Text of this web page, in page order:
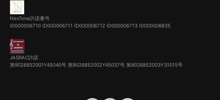
NexTone許諾番号
ID000006710 ID000006711 ID000006712 ID000006713 ID000006835
JASRAC許諾
第9026852001Y45040号 第9026852002Y45037号 第9026852003Y31015号